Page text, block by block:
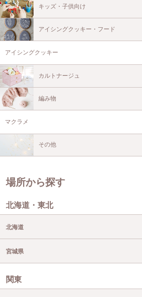
キッズ・子供向け
アイシングクッキー・フード
アイシングクッキー
カルトナージュ
編み物
マクラメ
その他
場所から探す
北海道・東北
北海道
宮城県
関東